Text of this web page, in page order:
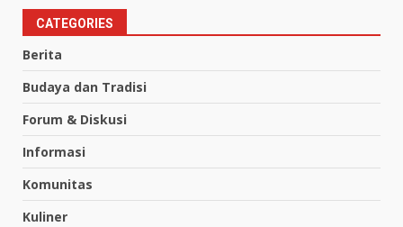
CATEGORIES
Berita
Budaya dan Tradisi
Forum & Diskusi
Informasi
Komunitas
Kuliner